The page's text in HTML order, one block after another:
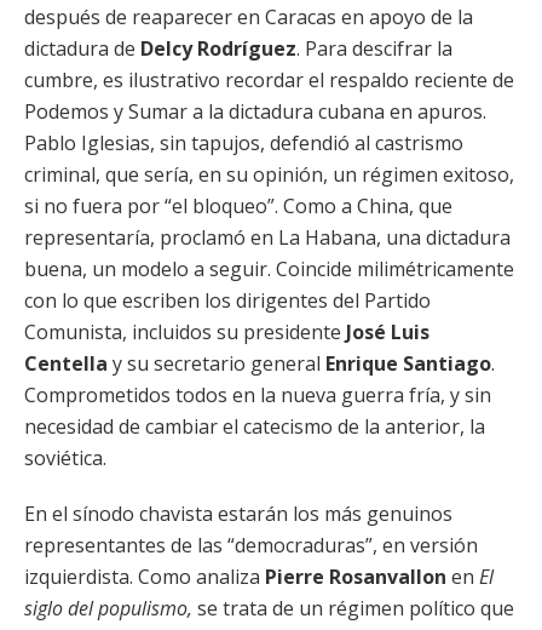
después de reaparecer en Caracas en apoyo de la
dictadura de Delcy Rodríguez. Para descifrar la
cumbre, es ilustrativo recordar el respaldo reciente de
Podemos y Sumar a la dictadura cubana en apuros.
Pablo Iglesias, sin tapujos, defendió al castrismo
criminal, que sería, en su opinión, un régimen exitoso,
si no fuera por “el bloqueo”. Como a China, que
representaría, proclamó en La Habana, una dictadura
buena, un modelo a seguir. Coincide milimétricamente
con lo que escriben los dirigentes del Partido
Comunista, incluidos su presidente José Luis
Centella y su secretario general Enrique Santiago.
Comprometidos todos en la nueva guerra fría, y sin
necesidad de cambiar el catecismo de la anterior, la
soviética.
En el sínodo chavista estarán los más genuinos
representantes de las “democraduras”, en versión
izquierdista. Como analiza Pierre Rosanvallon en El
siglo del populismo, se trata de un régimen político que